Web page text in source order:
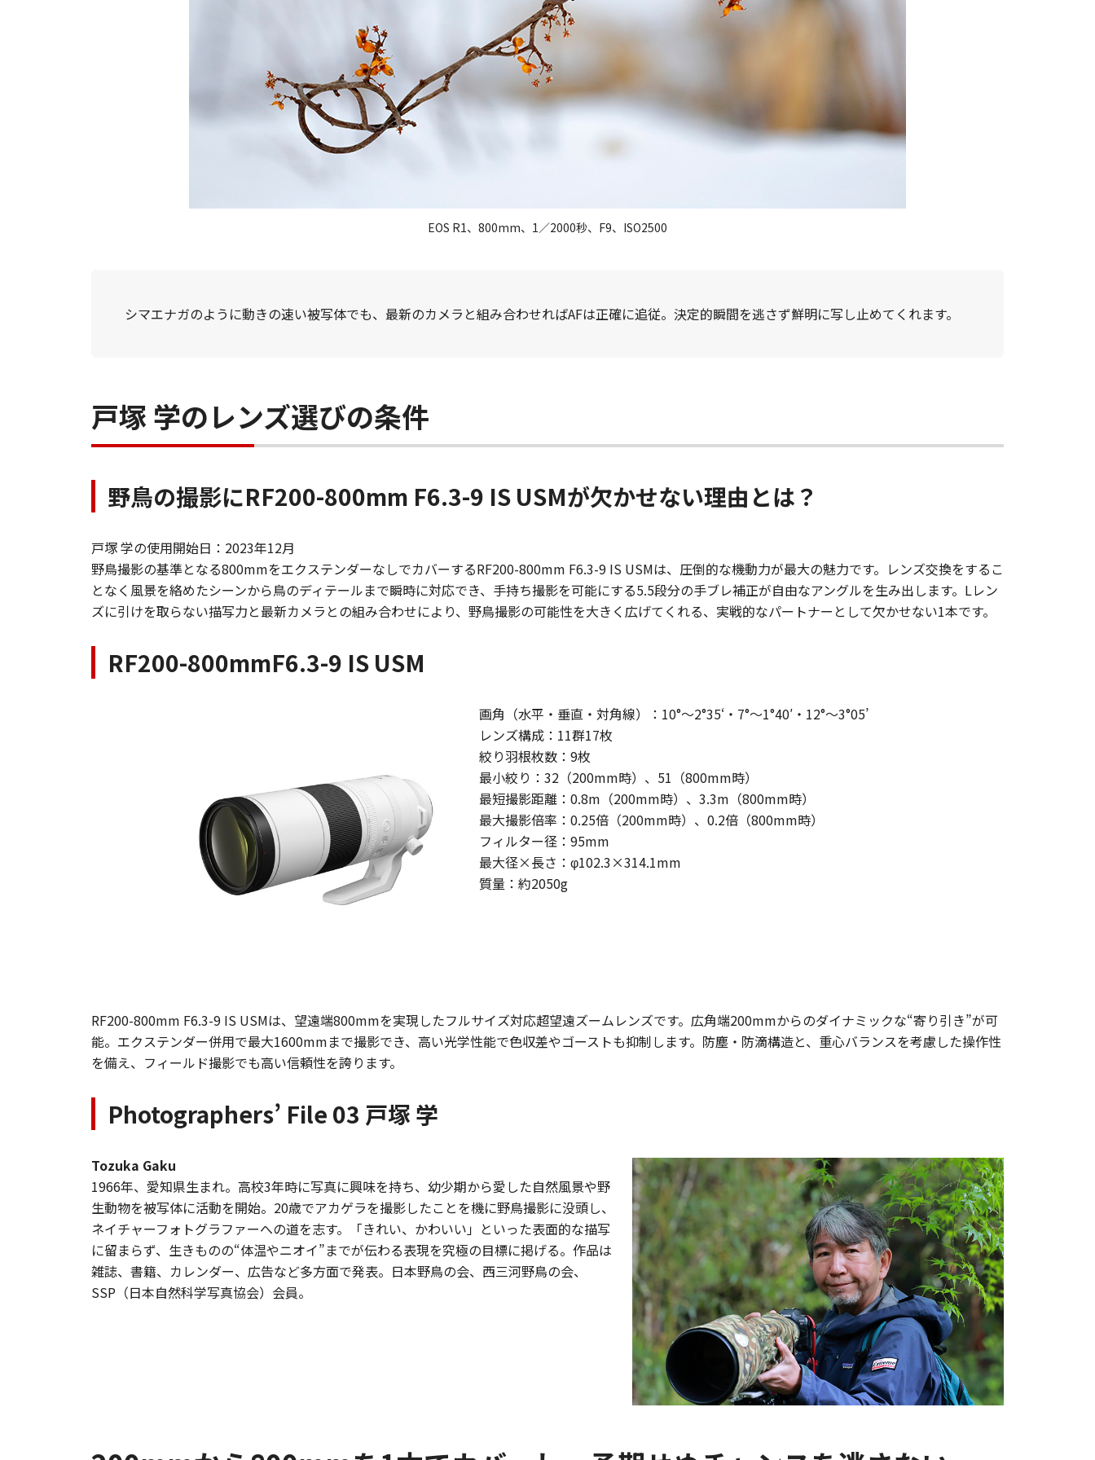
EOS R1、800mm、1／2000秒、F9、ISO2500
シマエナガのように動きの速い被写体でも、最新のカメラと組み合わせればAFは正確に追従。決定的瞬間を逃さず鮮明に写し止めてくれます。
戸塚 学のレンズ選びの条件
野鳥の撮影にRF200-800mm F6.3-9 IS USMが欠かせない理由とは？
戸塚 学の使用開始日：2023年12月
野鳥撮影の基準となる800mmをエクステンダーなしでカバーするRF200-800mm F6.3-9 IS USMは、圧倒的な機動力が最大の魅力です。レンズ交換をするこ
となく風景を絡めたシーンから鳥のディテールまで瞬時に対応でき、手持ち撮影を可能にする5.5段分の手ブレ補正が自由なアングルを生み出します。Lレン
ズに引けを取らない描写力と最新カメラとの組み合わせにより、野鳥撮影の可能性を大きく広げてくれる、実戦的なパートナーとして欠かせない1本です。
RF200-800mmF6.3-9 IS USM
画角（水平・垂直・対角線）：10°～2°35‘・7°～1°40′・12°～3°05’
レンズ構成：11群17枚
絞り羽根枚数：9枚
最小絞り：32（200mm時）、51（800mm時）
最短撮影距離：0.8m（200mm時）、3.3m（800mm時）
最大撮影倍率：0.25倍（200mm時）、0.2倍（800mm時）
フィルター径：95mm
最大径×長さ：φ102.3×314.1mm
質量：約2050g
RF200-800mm F6.3-9 IS USMは、望遠端800mmを実現したフルサイズ対応超望遠ズームレンズです。広角端200mmからのダイナミックな“寄り引き”が可
能。エクステンダー併用で最大1600mmまで撮影でき、高い光学性能で色収差やゴーストも抑制します。防塵・防滴構造と、重心バランスを考慮した操作性
を備え、フィールド撮影でも高い信頼性を誇ります。
Photographers’ File 03 戸塚 学
Tozuka Gaku
1966年、愛知県生まれ。高校3年時に写真に興味を持ち、幼少期から愛した自然風景や野
生動物を被写体に活動を開始。20歳でアカゲラを撮影したことを機に野鳥撮影に没頭し、
ネイチャーフォトグラファーへの道を志す。「きれい、かわいい」といった表面的な描写
に留まらず、生きものの“体温やニオイ”までが伝わる表現を究極の目標に掲げる。作品は
雑誌、書籍、カレンダー、広告など多方面で発表。日本野鳥の会、西三河野鳥の会、
SSP（日本自然科学写真協会）会員。